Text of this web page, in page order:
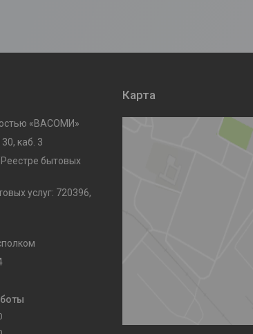
«ВАСОМИ»
каб. 3
бытовых
услуг: 720396,
Карта